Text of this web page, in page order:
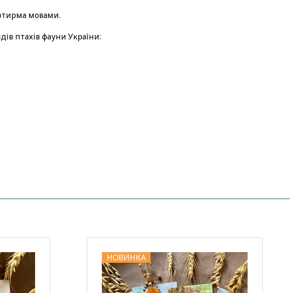
мовами.
птахів фауни України:
НОВИНКА